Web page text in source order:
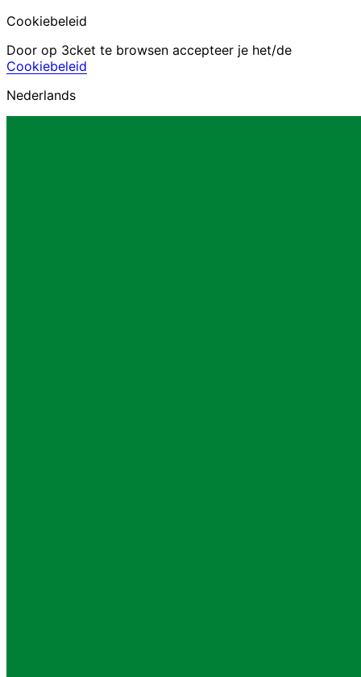
Cookiebeleid
Door op 3cket te browsen accepteer je het/de
Cookiebeleid
Nederlands